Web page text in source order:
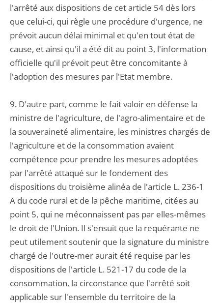
l'arrêté aux dispositions de cet article 54 dès lors
que celui-ci, qui règle une procédure d'urgence, ne
prévoit aucun délai minimal et qu'en tout état de
cause, et ainsi qu'il a été dit au point 3, l'information
officielle qu'il prévoit peut être concomitante à
l'adoption des mesures par l'Etat membre.
9. D'autre part, comme le fait valoir en défense la
ministre de l'agriculture, de l'agro-alimentaire et de
la souveraineté alimentaire, les ministres chargés de
l'agriculture et de la consommation avaient
compétence pour prendre les mesures adoptées
par l'arrêté attaqué sur le fondement des
dispositions du troisième alinéa de l'article L. 236-1
A du code rural et de la pêche maritime, citées au
point 5, qui ne méconnaissent pas par elles-mêmes
le droit de l'Union. Il s'ensuit que la requérante ne
peut utilement soutenir que la signature du ministre
chargé de l'outre-mer aurait été requise par les
dispositions de l'article L. 521-17 du code de la
consommation, la circonstance que l'arrêté soit
applicable sur l'ensemble du territoire de la